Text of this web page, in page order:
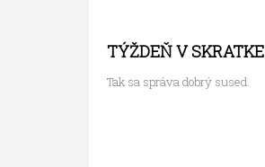
TÝŽDEŇ V SKRATKE
Tak sa správa dobrý sused.